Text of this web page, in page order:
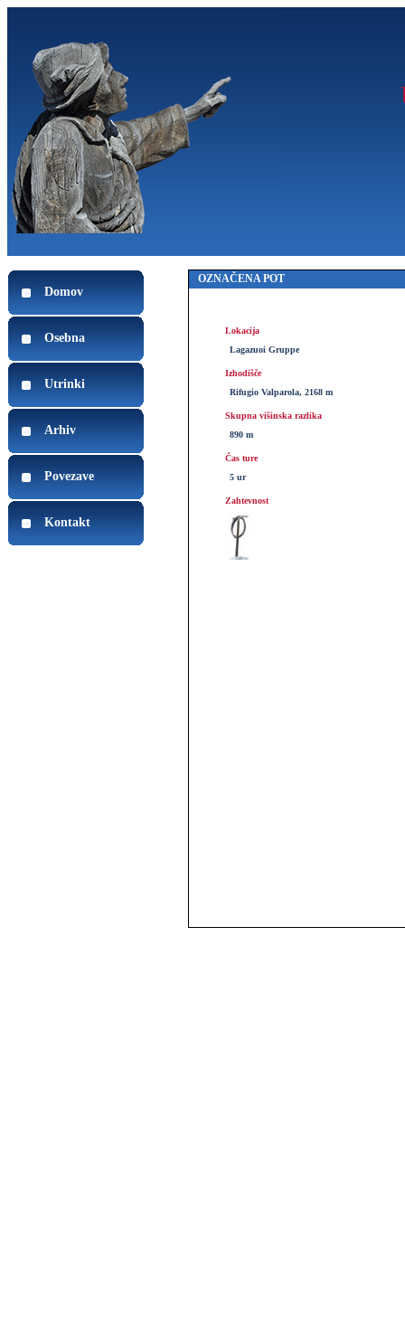
Domov
Osebna
Utrinki
Arhiv
Povezave
Kontakt
OZNAČENA POT
Lokacija
Lagazuoi Gruppe
Izhodišče
Rifugio Valparola, 2168 m
Skupna višinska razlika
890 m
Čas ture
5 ur
Zahtevnost